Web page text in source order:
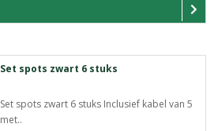
Set spots zwart 6 stuks
Set spots zwart 6 stuks Inclusief kabel van 5
met..